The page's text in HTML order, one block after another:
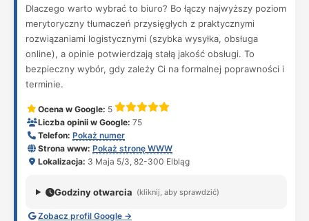
Dlaczego warto wybrać to biuro? Bo łączy najwyższy poziom
merytoryczny tłumaczeń przysięgłych z praktycznymi
rozwiązaniami logistycznymi (szybka wysyłka, obsługa
online), a opinie potwierdzają stałą jakość obsługi. To
bezpieczny wybór, gdy zależy Ci na formalnej poprawności i
terminie.
Ocena w Google: 5
Liczba opinii w Google: 75
Telefon: Pokaż numer
Strona www: Pokaż stronę WWW
Lokalizacja: 3 Maja 5/3, 82-300 Elbląg
Godziny otwarcia (kliknij, aby sprawdzić)
Zobacz profil Google →